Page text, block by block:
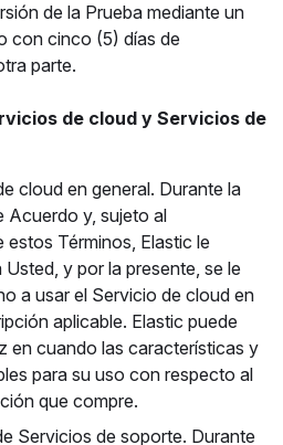
de la Prueba mediante un
con cinco (5) días de
parte.
de cloud y Servicios de
cloud en general. Durante la
Acuerdo y, sujeto al
estos Términos, Elastic le
y por la presente, se le
a usar el Servicio de cloud en
aplicable. Elastic puede
en cuando las características y
para su uso con respecto al
que compre.
Servicios de soporte. Durante